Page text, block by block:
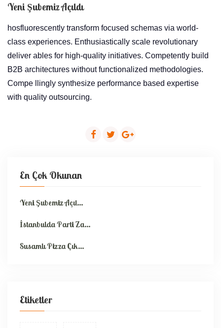
Yeni Şubemiz Açıldı
hosfluorescently transform focused schemas via world-
class experiences. Enthusiastically scale revolutionary
deliver ables for high-quality initiatives. Competently build
B2B architectures without functionalized methodologies.
Compe llingly synthesize performance based expertise
with quality outsourcing.
En Çok Okunan
Yeni Şubemiz Açıl...
İstanbulda Parti Za...
Susamlı Pizza Çık...
Etiketler